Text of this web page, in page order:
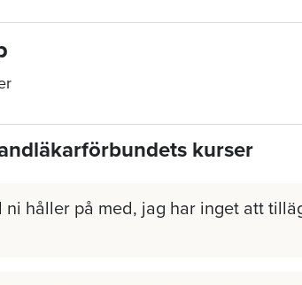
kurser
ni håller på med, jag har inget att